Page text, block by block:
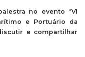
no evento “VI
e Portuário da
e compartilhar